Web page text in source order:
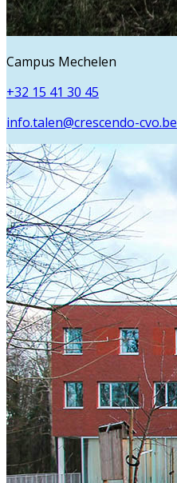
Campus Mechelen
+32 15 41 30 45
info.talen@crescendo-cvo.be